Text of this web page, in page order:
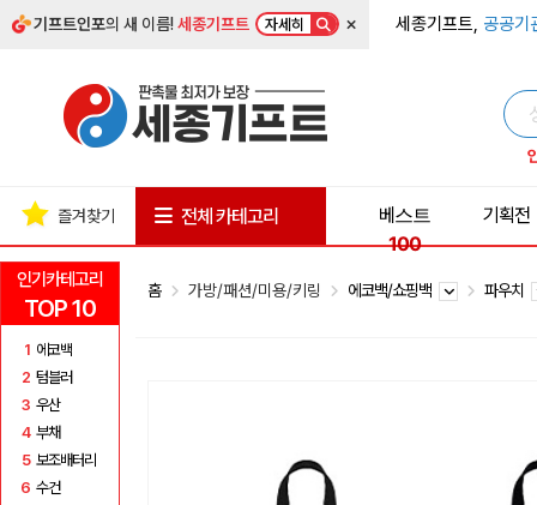
기프트인포의 새 이름!세종기프트 자세히 × 세종기프트, 공공기
인기카테고리
TOP 10
1 에코백
2 텀블러
3 우산
4 부채
5 보조배터리
6 수건
즐겨찾기 전체 카테고리
베스트
100
기획전
홈 가방/패션/미용/키링 에코백/쇼핑백 파우치